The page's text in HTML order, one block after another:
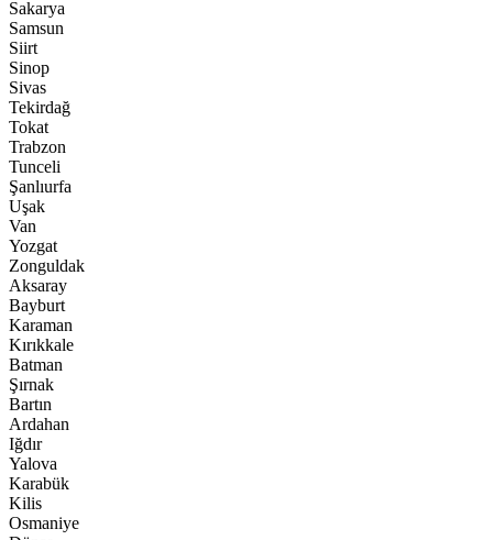
Sakarya
Samsun
Siirt
Sinop
Sivas
Tekirdağ
Tokat
Trabzon
Tunceli
Şanlıurfa
Uşak
Van
Yozgat
Zonguldak
Aksaray
Bayburt
Karaman
Kırıkkale
Batman
Şırnak
Bartın
Ardahan
Iğdır
Yalova
Karabük
Kilis
Osmaniye